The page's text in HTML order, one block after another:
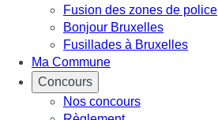
Fusion des zones de police
Bonjour Bruxelles
Fusillades à Bruxelles
Ma Commune
Concours
Nos concours